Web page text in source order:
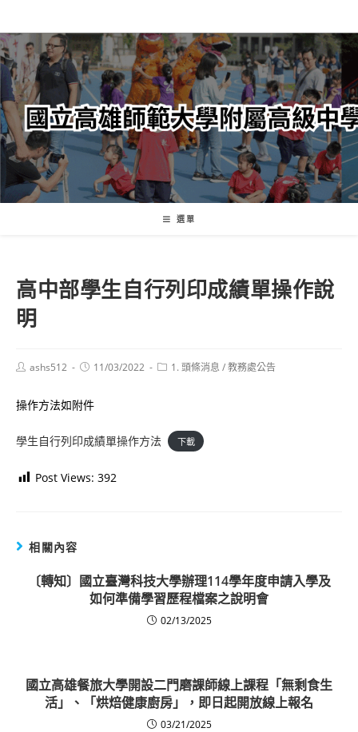
轉
至
主
內
容
選單
高中部學生自行列印成績單操作說
明
Postashs512
Post11/03/2022
Post1. 頭條消息 /教務處公告
操作方法如附件
學生自行列印成績單操作方法 下載
Post Views: 392
相關內容
〔轉知〕國立臺灣科技大學辦理114學年度申請入學及
如何準備學習歷程檔案之說明會
02/13/2025
國立高雄餐旅大學開設二門磨課師線上課程「無剩食生
活」、「烘焙健康廚房」，即日起開放線上報名
03/21/2025